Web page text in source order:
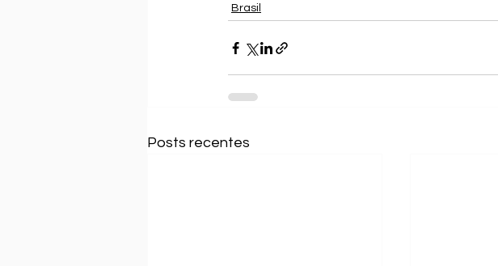
Brasil
Posts recentes